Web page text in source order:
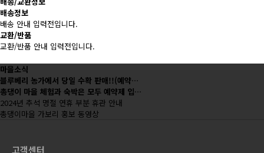
배송정보
배송 안내 입력전입니다.
교환/반품
교환/반품 안내 입력전입니다.
마을소식
블루베리 농가에서 당일 수확 판매!!(예약…
총댕이 마을 체험과 숙박은 모두 예약제 입…
2024년 추석 명절 연휴 부분 휴관 안내
총댕이마을 가보리 홍보 동영상
고객센터